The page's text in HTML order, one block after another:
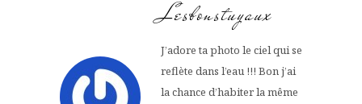
Lesbonstuyaux
J’adore ta photo le ciel qui se
reflète dans l’eau !!! Bon j’ai
la chance d’habiter la même